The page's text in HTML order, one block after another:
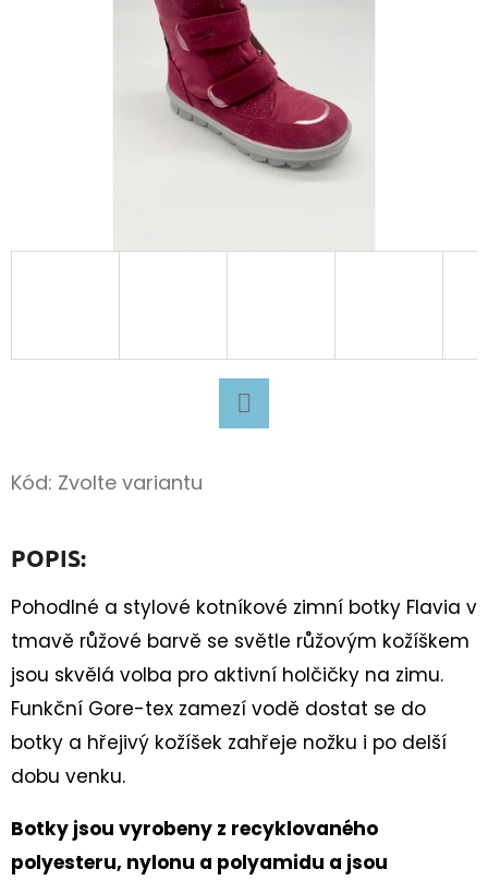
Kód: Zvolte variantu
POPIS:
Pohodlné a stylové kotníkové zimní botky Flavia v
tmavě růžové barvě se světle růžovým kožíškem
jsou skvělá volba pro aktivní holčičky na zimu.
Funkční Gore-tex zamezí vodě dostat se do
botky a hřejivý kožíšek zahřeje nožku i po delší
dobu venku.
Botky jsou vyrobeny z recyklovaného
polyesteru, nylonu a polyamidu a jsou
HLEDAT
P
Č
M
BARE
DĚTSKÁ
CELOROČNÍ
BOTA
TRACE
1-
006042
ROT/ORANGE
2
Kč